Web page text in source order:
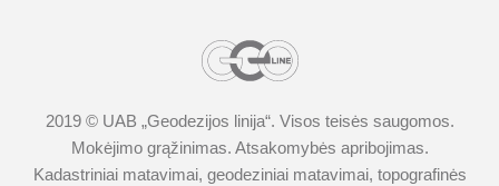
2019 © UAB „Geodezijos linija“. Visos teisės saugomos.
Mokėjimo grąžinimas. Atsakomybės apribojimas.
Kadastriniai matavimai, geodeziniai matavimai, topografinės